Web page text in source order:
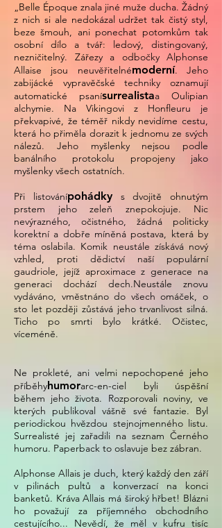
„Belle Époque znala jiné muže ducha. Žádný
z nich si ale nedokázal udržet tak čistý styl,
beze šmouh, ani ponechat potomkům tak
osobní dílo a tvář: ledový, distingovaný,
nezničitelný. Zářezy a odbočky Alphonse
Allaise jsou neuvěřitelnémoderní. Jeho
zabijácké vypravěčské techniky oznamují
automatické psanísurrealistaa Oulipian
alchymie. Na Vikingovi z Honfleuru je
překvapivé, že téměř nikdy nevidíme cestu,
která ho přiměla dorazit k jednomu ze svých
nálezů. Jeho myšlenky nejsou podle
banálního protokolu propojeny jako
myšlenky všech ostatních.
Při listovánípohádky
s dvojitě ohnutým
prstem jeho zeleň znepokojuje. Nic
nevýrazného, očistného, žádná politicky
korektní a dobře míněná postava, která by
téma oslabila. Komik neustále získává nový
vzhled, proti dědictví naší populární
gaudriole, jejíž aproximace z generace na
generaci dochází dech.Neustále znovu
vydáváno, vměstnáno do všech omáček, o
sto let později zůstává jeho trvanlivost silná.
Ticho po smrti bylo krátké. Očistec,
víceméně.
Ne prokleté, ani velmi nepochopené jeho
příběhyhumorarc-en-ciel byli úspěšní
během jeho života. Rozporovali noviny, ve
kterých publikoval vášně své fantazie. Byl
periodickou hvězdou stejnojmenného listu.
Surrealisté jej zařadili na seznam Černého
humoru. Paperback to oslavuje bez zábran.
Alphonse Allais je duch, který každý den září
v pilinách pultů a konverzací na konci
banketů. Kráva Allais má široký hřbet! Blázni
ho považují za příjemného obchodního
cestujícího... Nevědí, že měl v kufru tisíc